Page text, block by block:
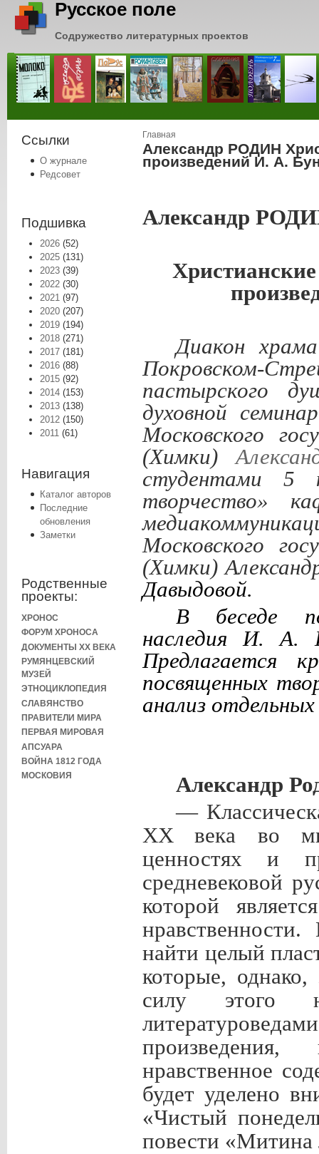
Русское поле
Содружество литературных проектов
Ссылки
О журнале
Редсовет
Подшивка
2026 (52)
2025 (131)
2023 (39)
2022 (30)
2021 (97)
2020 (207)
2019 (194)
2018 (271)
2017 (181)
2016 (88)
2015 (92)
2014 (153)
2013 (138)
2012 (150)
2011 (61)
Навигация
Каталог авторов
Последние
обновления
Заметки
Родственные
проекты:
ХРОНОС
ФОРУМ ХРОНОСА
ДОКУМЕНТЫ XX ВЕКА
РУМЯНЦЕВСКИЙ
МУЗЕЙ
ЭТНОЦИКЛОПЕДИЯ
СЛАВЯНСТВО
ПРАВИТЕЛИ МИРА
ПЕРВАЯ МИРОВАЯ
АПСУАРА
ВОЙНА 1812 ГОДА
МОСКОВИЯ
Вы здесь
Главная
Александр РОДИН
произведений И. А.
Александр
Диакон
Покровском-
пастырского
духовной
Московского
(Химки)
студентами 5
творчество»
Московского
(Химки)
Давыдовой.
В беседе
наследия И. А.
Предлагается
посвященных
анализ
Александр
—
XX
века во
ценностях и
средневековой
которой
найти целый
которые,
силу этого
нравственное
будет уделено
«Чистый
повести «Митина